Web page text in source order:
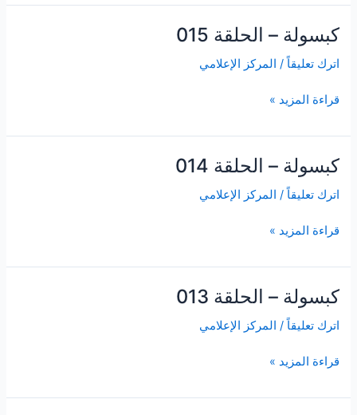
كبسولة – الحلقة 015
اترك تعليقاً / المركز الإعلامي
كبسولة
الحلقة
قراءة المزيد »
كبسولة – الحلقة 014
اترك تعليقاً / المركز الإعلامي
كبسولة
الحلقة
قراءة المزيد »
كبسولة – الحلقة 013
اترك تعليقاً / المركز الإعلامي
كبسولة
الحلقة
قراءة المزيد »